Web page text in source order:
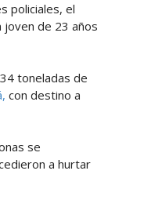
policiales, el
joven de 23 años
toneladas de
con destino a
se
a hurtar